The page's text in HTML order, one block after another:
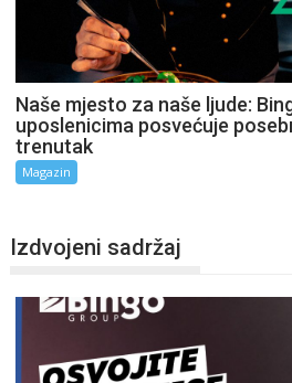
Naše mjesto za naše ljude:
uposlenicima posvećuje
trenutak
Magazin
Izdvojeni sadržaj